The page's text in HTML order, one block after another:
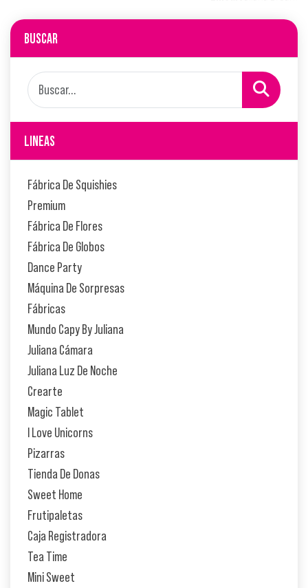
BUSCAR
LINEAS
Fábrica De Squishies
Premium
Fábrica De Flores
Fábrica De Globos
Dance Party
Máquina De Sorpresas
Fábricas
Mundo Capy By Juliana
Juliana Cámara
Juliana Luz De Noche
Crearte
Magic Tablet
I Love Unicorns
Pizarras
Tienda De Donas
Sweet Home
Frutipaletas
Caja Registradora
Tea Time
Mini Sweet